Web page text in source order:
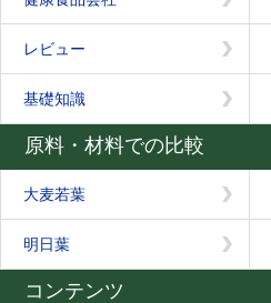
レビュー
基礎知識
原料・材料での比較
大麦若葉
明日葉
コンテンツ